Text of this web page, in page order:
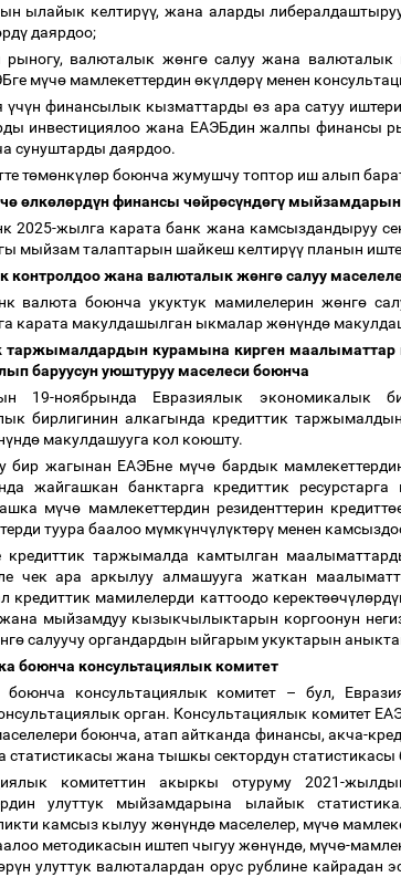
ылайык келтирүү, жана аларды
рдүдаярдоо;
рыногу, валюталык жөнгөсалуу жана валюталык
мүчөмамлекеттердин өкүлдөрүменен
үчүн финансылык кызматтарды өз ара сатуу
инвестициялоо жана ЕАЭБдин жалпы финансы
сунуштарды даярдоо.
төмөнкүлөр боюнча жумушчу топтор иш алып
чө өлкөлөрдүн финансы чөйрөсүндөгүмыйзамдарын
2025-жылга карата банк жана камсыздандыруу
мыйзам талаптарын шайкеш келтирүүпланын
контролдоо жана валюталык жөнгөсалуу
валюта боюнча укуктук мамилелерин жөнгө
карата макулдашылган ыкмалар жөнүндө
таржымалдардын курамына кирген
баруусун уюштуруу маселеси боюнча
19-ноябрында Евразиялык экономикалык
бирлигинин алкагында кредиттик
үндөмакулдашууга кол коюшту.
бир жагынан ЕАЭБне мүчөбардык
жайгашкан банктарга кредиттик
мүчө мамлекеттердин резиденттерин кредитт
туура баалоо мүмкүнчүлүктөрүменен
кредиттик таржымалда камтылган
чек ара аркылуу алмашууга жаткан
кредиттик мамилелерди каттоодо керектөөчүлөрдү
мыйзамдуу кызыкчылыктарын коргоонун
нгөсалуучу органдардын ыйгарым укуктарын
боюнча консультациялык комитет
боюнча консультациялык комитет – бул,
орган. Консультациялык комитет
боюнча, атап айтканда финансы, акча-
статистикасы жана тышкы сектордун
комитеттин акыркы отуруму 2021-
улуттук мыйзамдарына ылайык
камсыз кылуу жөнүндөмаселелер, мүчө
методикасын иштеп чыгуу жөнүндө, мүчө-
рүн улуттук валюталардан орус рублине